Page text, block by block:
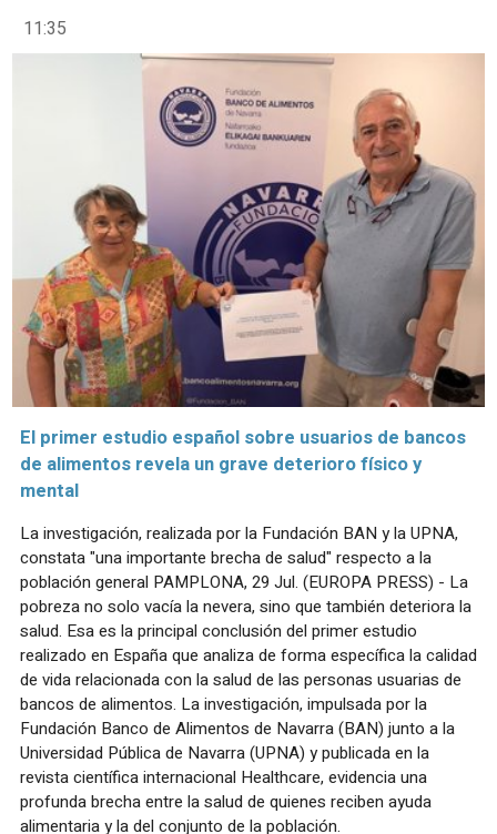
11:35
El primer estudio español sobre usuarios de bancos
de alimentos revela un grave deterioro físico y
mental
La investigación, realizada por la Fundación BAN y la UPNA,
constata "una importante brecha de salud" respecto a la
población general PAMPLONA, 29 Jul. (EUROPA PRESS) - La
pobreza no solo vacía la nevera, sino que también deteriora la
salud. Esa es la principal conclusión del primer estudio
realizado en España que analiza de forma específica la calidad
de vida relacionada con la salud de las personas usuarias de
bancos de alimentos. La investigación, impulsada por la
Fundación Banco de Alimentos de Navarra (BAN) junto a la
Universidad Pública de Navarra (UPNA) y publicada en la
revista científica internacional Healthcare, evidencia una
profunda brecha entre la salud de quienes reciben ayuda
alimentaria y la del conjunto de la población.